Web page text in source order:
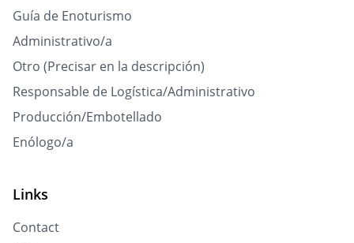
Guía de Enoturismo
Administrativo/a
Otro (Precisar en la descripción)
Responsable de Logística/Administrativo
Producción/Embotellado
Enólogo/a
Links
Contact